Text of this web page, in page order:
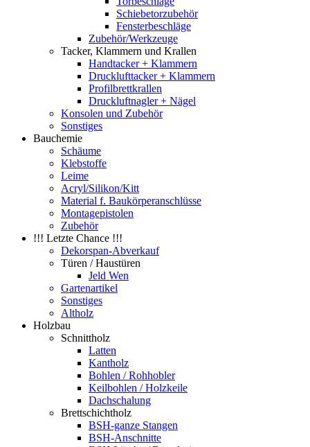
Schiebetorzubehör
Fensterbeschläge
Zubehör/Werkzeuge
Tacker, Klammern und Krallen
Handtacker + Klammern
Drucklufttacker + Klammern
Profilbrettkrallen
Druckluftnagler + Nägel
Konsolen und Zubehör
Sonstiges
Bauchemie
Schäume
Klebstoffe
Leime
Acryl/Silikon/Kitt
Material f. Baukörperanschlüsse
Montagepistolen
Zubehör
!!! Letzte Chance !!!
Dekorspan-Abverkauf
Türen / Haustüren
Jeld Wen
Gartenartikel
Sonstiges
Altholz
Holzbau
Schnittholz
Latten
Kantholz
Bohlen / Rohhobler
Keilbohlen / Holzkeile
Dachschalung
Brettschichtholz
BSH-ganze Stangen
BSH-Anschnitte